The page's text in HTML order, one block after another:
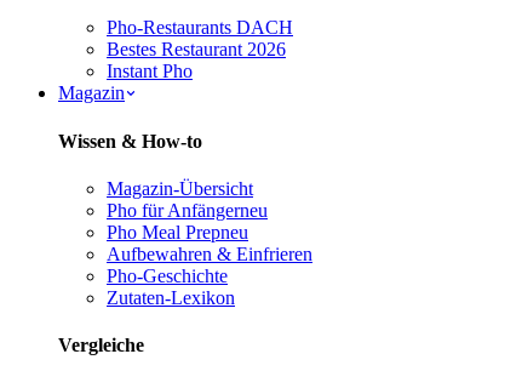
Pho-Restaurants DACH
Bestes Restaurant 2026
Instant Pho
Magazin
Wissen & How-to
Magazin-Übersicht
Pho für Anfängerneu
Pho Meal Prepneu
Aufbewahren & Einfrieren
Pho-Geschichte
Zutaten-Lexikon
Vergleiche